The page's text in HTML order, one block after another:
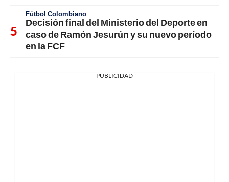
Fútbol Colombiano
Decisión final del Ministerio del Deporte en
caso de Ramón Jesurún y su nuevo período
en la FCF
PUBLICIDAD